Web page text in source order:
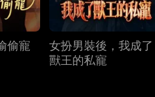
偷寵
女扮男裝後，我成了
獸王的私寵